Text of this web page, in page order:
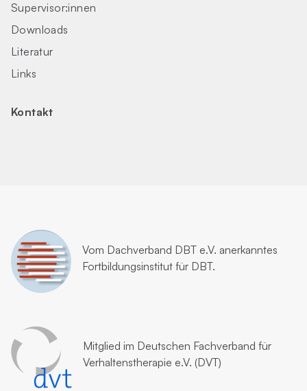
Supervisor:innen
Downloads
Literatur
Links
Kontakt
Vom Dachverband DBT e.V. anerkanntes
Fortbildungsinstitut für DBT.
Mitglied im Deutschen Fachverband für
Verhaltenstherapie e.V. (DVT)